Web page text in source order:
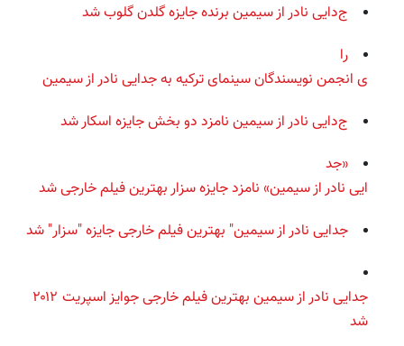
جدایی نادر از سیمین برنده جایزه گلدن گلوب شد
را
ی انجمن نویسندگان سینمای ترکیه به جدایی نادر از سیمین
جدایی نادر از سیمین نامزد دو بخش جایزه اسکار شد
«جد
ایی نادر از سیمین» نامزد جایزه سزار بهترین فیلم خارجی شد
جدایی نادر از سیمین" بهترین فیلم خارجی جایزه "سزار" شد
جدایی نادر از سیمین بهترین فیلم خارجی جوایز اسپریت ۲۰۱۲
شد